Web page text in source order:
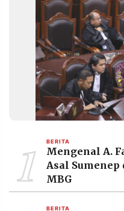
RESOLUSI
MEDIA
©
Resolusi.co
-
1 BERITA
Mengenal A.
Asal
MBG
BERITA